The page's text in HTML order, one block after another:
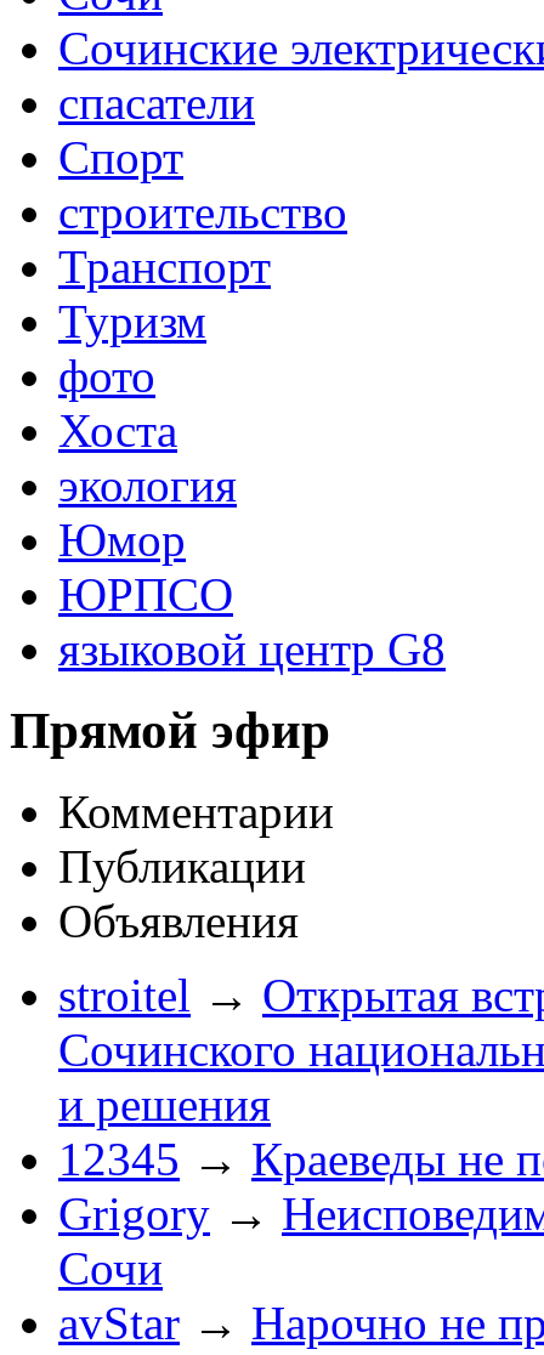
Сочинские
спасатели
Спорт
строительство
Транспорт
Туризм
фото
Хоста
экология
Юмор
ЮРПСО
языковой центр G8
Прямой эфир
Комментарии
Публикации
Объявления
stroitel → Открытая
Сочинского
и решения
12345 → Краеведы не
Grigory →
Сочи
avStar → Нарочно не